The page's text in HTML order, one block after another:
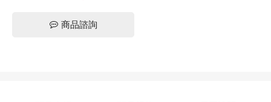
商品諮詢